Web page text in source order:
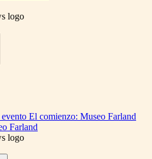
Farland